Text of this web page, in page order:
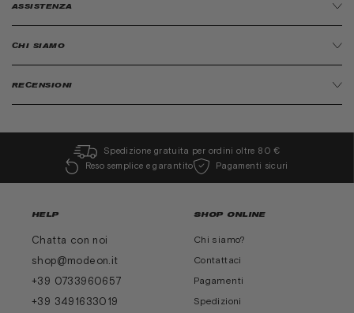
ASSISTENZA
CHI SIAMO
RECENSIONI
Spedizione gratuita per ordini oltre 80 €
Reso semplice e garantito
Pagamenti sicuri
HELP
Chatta con noi
shop@modeon.it
+39 0733960657
+39 3491633019
SHOP ONLINE
Chi siamo?
Contattaci
Pagamenti
Spedizioni